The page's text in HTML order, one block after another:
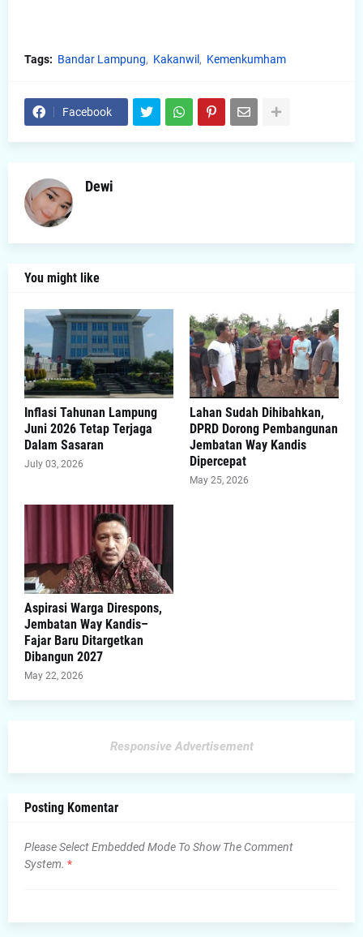
Tags: Bandar Lampung Kakanwil Kemenkumham
Facebook
Dewi
You might like
Inflasi Tahunan Lampung
Juni 2026 Tetap Terjaga
Dalam Sasaran
July 03, 2026
Lahan Sudah Dihibahkan,
DPRD Dorong Pembangunan
Jembatan Way Kandis
Dipercepat
May 25, 2026
Aspirasi Warga Direspons,
Jembatan Way Kandis–
Fajar Baru Ditargetkan
Dibangun 2027
May 22, 2026
Responsive Advertisement
Posting Komentar
Please Select Embedded Mode To Show The Comment
System. *